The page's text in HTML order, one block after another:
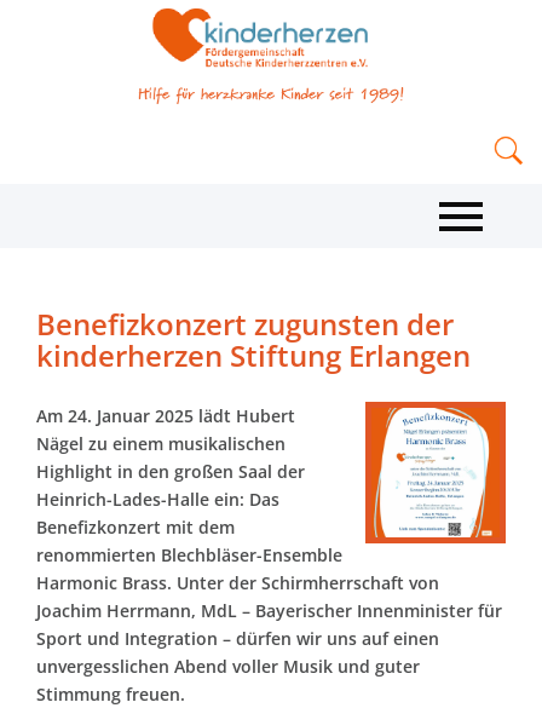
Benefizkonzert zugunsten der
kinderherzen Stiftung Erlangen
Am 24. Januar 2025 lädt Hubert
Nägel zu einem musikalischen
Highlight in den großen Saal der
Heinrich-Lades-Halle ein: Das
Benefizkonzert mit dem
renommierten Blechbläser-Ensemble
Harmonic Brass. Unter der Schirmherrschaft von
Joachim Herrmann, MdL – Bayerischer Innenminister für
Sport und Integration – dürfen wir uns auf einen
unvergesslichen Abend voller Musik und guter
Stimmung freuen.